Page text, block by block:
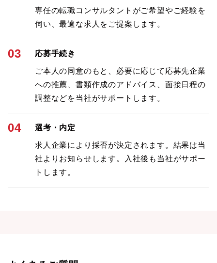
専任の転職コンサルタントがご希望やご経験を
伺い、最適な求人をご提案します。
03 応募手続き
ご本人の同意のもと、必要に応じて応募先企業
への推薦、書類作成のアドバイス、面接日程の
調整などを当社がサポートします。
04 選考・内定
求人企業により採否が決定されます。結果は当
社よりお知らせします。入社後も当社がサポー
トします。